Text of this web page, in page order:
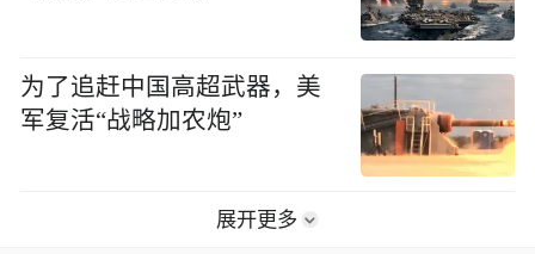
为了追赶中国高超武器，美
军复活“战略加农炮”
展开更多